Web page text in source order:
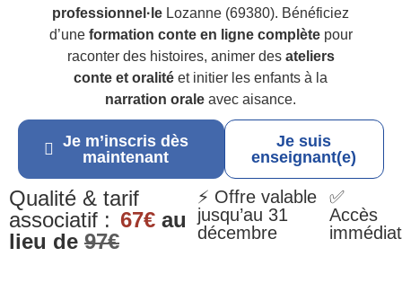
professionnel·le Lozanne (69380). Bénéficiez
d’une formation conte en ligne complètepour
raconter des histoires, animer des ateliers
conte et oralité et initier les enfants à la
narration orale avec aisance.
Je m’inscris dès
maintenant
Je suis
enseignant(e)
Qualité & tarif
associatif : 67€ au
lieu de 97€
⚡ Offre valable
jusqu’au 31
décembre
✅
Accès
immédiat